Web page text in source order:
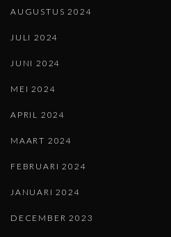
AUGUSTUS 2024
JULI 2024
JUNI 2024
MEI 2024
APRIL 2024
MAART 2024
FEBRUARI 2024
JANUARI 2024
DECEMBER 2023